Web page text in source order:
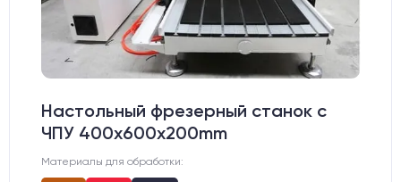
Настольный фрезерный станок с
ЧПУ 400x600x200mm
Материалы для обработки: